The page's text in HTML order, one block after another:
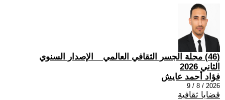
(46) مجلة الجسر الثقافي العالمي _ الإصدار السنوي
الثاني 2026
فؤاد أحمد عايش
2026 / 8 / 9
قضايا ثقافية